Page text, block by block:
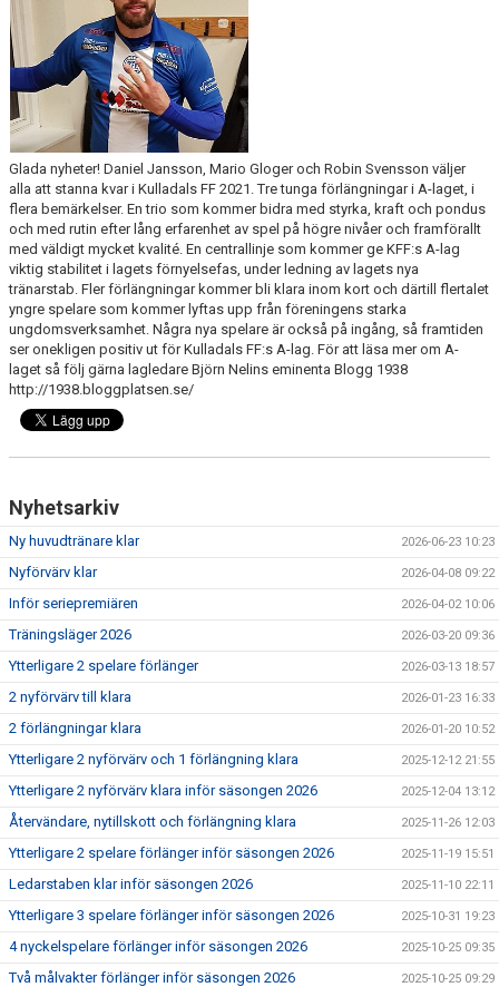
Glada nyheter! Daniel Jansson, Mario Gloger och Robin Svensson väljer
alla att stanna kvar i Kulladals FF 2021. Tre tunga förlängningar i A-laget, i
flera bemärkelser. En trio som kommer bidra med styrka, kraft och pondus
och med rutin efter lång erfarenhet av spel på högre nivåer och framförallt
med väldigt mycket kvalité. En centrallinje som kommer ge KFF:s A-lag
viktig stabilitet i lagets förnyelsefas, under ledning av lagets nya
tränarstab. Fler förlängningar kommer bli klara inom kort och därtill flertalet
yngre spelare som kommer lyftas upp från föreningens starka
ungdomsverksamhet. Några nya spelare är också på ingång, så framtiden
ser onekligen positiv ut för Kulladals FF:s A-lag. För att läsa mer om A-
laget så följ gärna lagledare Björn Nelins eminenta Blogg 1938
http://1938.bloggplatsen.se/
Nyhetsarkiv
Ny huvudtränare klar 2026-06-23 10:23
Nyförvärv klar 2026-04-08 09:22
Inför seriepremiären 2026-04-02 10:06
Träningsläger 2026 2026-03-20 09:36
Ytterligare 2 spelare förlänger 2026-03-13 18:57
2 nyförvärv till klara 2026-01-23 16:33
2 förlängningar klara 2026-01-20 10:52
Ytterligare 2 nyförvärv och 1 förlängning klara 2025-12-12 21:55
Ytterligare 2 nyförvärv klara inför säsongen 2026 2025-12-04 13:12
Återvändare, nytillskott och förlängning klara 2025-11-26 12:03
Ytterligare 2 spelare förlänger inför säsongen 2026 2025-11-19 15:51
Ledarstaben klar inför säsongen 2026 2025-11-10 22:11
Ytterligare 3 spelare förlänger inför säsongen 2026 2025-10-31 19:23
4 nyckelspelare förlänger inför säsongen 2026 2025-10-25 09:35
Två målvakter förlänger inför säsongen 2026 2025-10-25 09:29